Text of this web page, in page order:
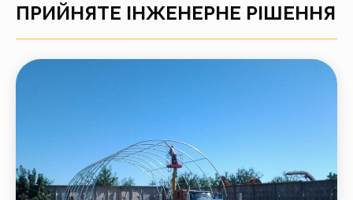
ПРИЙНЯТЕ ІНЖЕНЕРНЕ РІШЕННЯ